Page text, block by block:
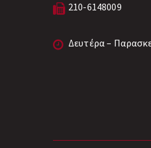
210-6148009
Δευτέρα –